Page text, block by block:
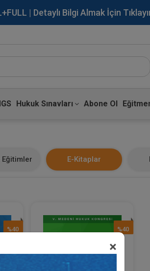
| Detaylı Bilgi Almak İçin
Hukuk Sınavları Abone Ol
×
E-Kitaplar
%40 %40